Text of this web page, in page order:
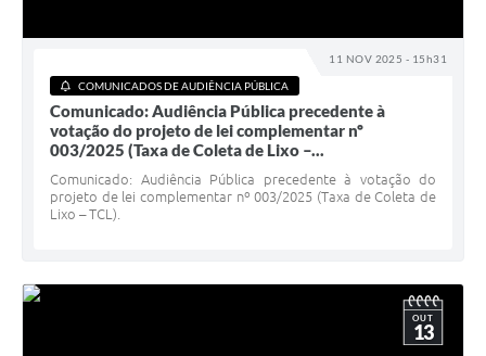
11 NOV 2025 - 15h31
COMUNICADOS DE AUDIÊNCIA PÚBLICA
Comunicado: Audiência Pública precedente à
votação do projeto de lei complementar nº
003/2025 (Taxa de Coleta de Lixo –...
Comunicado: Audiência Pública precedente à votação do
projeto de lei complementar nº 003/2025 (Taxa de Coleta de
Lixo – TCL).
OUT
13